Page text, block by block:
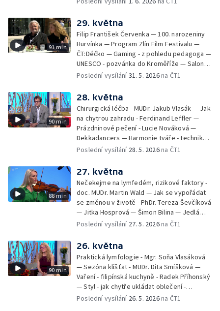
v Českém ráji - Tomáš Jeřábek, Magdalena
Borová, Eva Váchová
91 min
29. května
Filip František Červenka — 100. narozeniny
Hurvínka — Program Zlín Film Festivalu —
ČT:Déčko — Gaming - z pohledu pedagoga —
UNESCO - pozvánka do Kroměříže — Salon
filmových klapek
Poslední vysílání31. 5. 2026na ČT1
90 min
28. května
Chirurgická léčba - MUDr. Jakub Vlasák — Jak
na chytrou zahradu - Ferdinand Leffler —
Prázdninové pečení - Lucie Nováková —
Dekkadancers — Harmonie tváře - techniky
přírodního omlazení - Martina Kavecká —
Petr Bednařík — Počasí s Michalem Žákem
Poslední vysílání 28. 5. 2026na ČT1
88 min
27. května
Nečekejme na lymfedém, rizikové faktory -
doc. MUDr. Martin Wald — Jak se vypořádat
se změnou v životě - PhDr. Tereza Ševčíková
— Jitka Hosprová — Šimon Bilina — Jedlá
zahrada - Petra Matějková — Kulturní tipy
Poslední vysílání 27. 5. 2026na ČT1
90 min
26. května
Praktická lymfologie - Mgr. Soňa Vlasáková
— Sezóna klíšťat - MUDr. Dita Smíšková —
Vaření - filipínská kuchyně - Radek Příhonský
— Styl - jak chytře ukládat oblečení -
Veronika Slaninová — Běháme s dětmi - jak
Poslední vysílání 26. 5. 2026na ČT1